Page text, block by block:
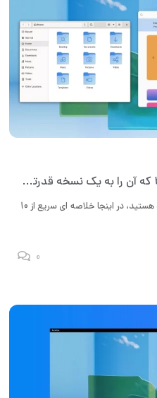
10 تا از بهترین ویژگی فدورا 36 که آن را به یک نسخه قدرتمند تبدیل می کند
اگر در مورد نسخه فدورا 36 هیجان زده هستید، در اینجا خلاصه ای سریع از 10
0